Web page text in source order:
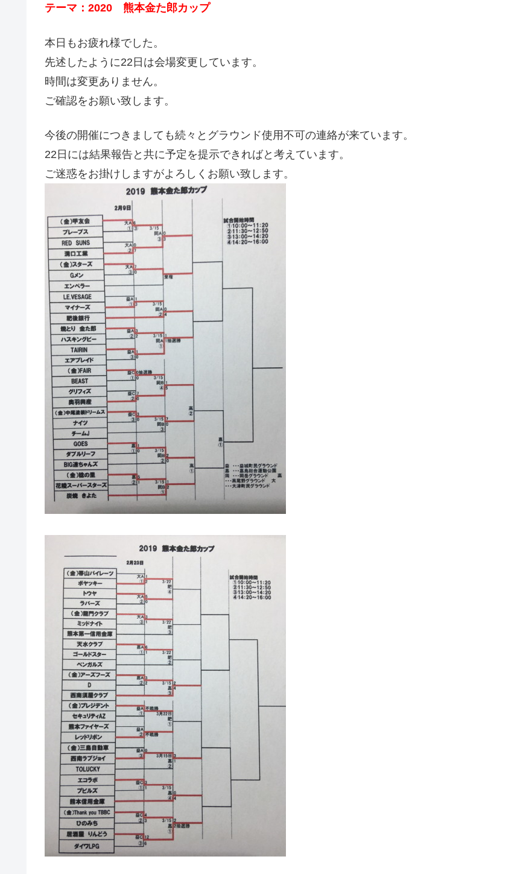
テーマ：2020 熊本金た郎カップ
本日もお疲れ様でした。
先述したように22日は会場変更しています。
時間は変更ありません。
ご確認をお願い致します。
今後の開催につきましても続々とグラウンド使用不可の連絡が来ています。
22日には結果報告と共に予定を提示できればと考えています。
ご迷惑をお掛けしますがよろしくお願い致します。